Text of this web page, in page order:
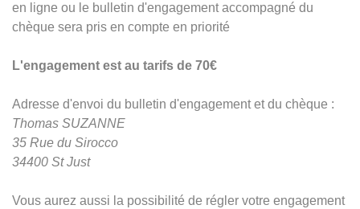
en ligne ou le bulletin d'engagement accompagné du
chèque sera pris en compte en priorité
L'engagement est au tarifs de 70€
Adresse d'envoi du bulletin d'engagement et du chèque :
Thomas SUZANNE
35 Rue du Sirocco
34400 St Just
Vous aurez aussi la possibilité de régler votre engagement